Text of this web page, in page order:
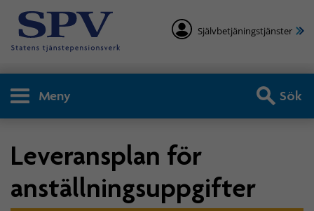
Självbetjäningstjänster
Meny Sök
Leveransplan för
anställningsuppgifter